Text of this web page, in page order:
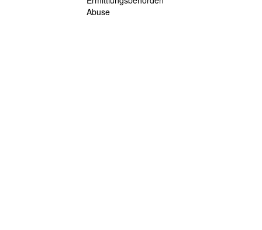
Abuse